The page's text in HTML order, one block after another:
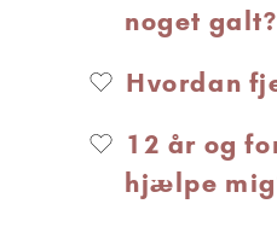
noget galt?
Hvordan
12 år og
hjælpe